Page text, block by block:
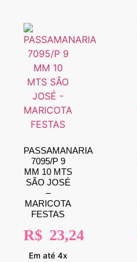
PASSAMANARIA
7095/P 9
MM 10 MTS
SÃO JOSÉ
–
MARICOTA
FESTAS
R$ 23,24
Em até 4x